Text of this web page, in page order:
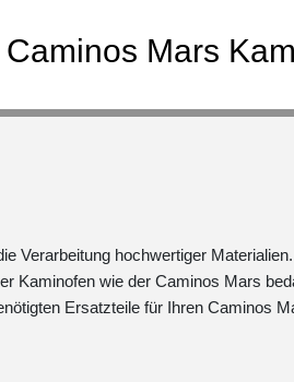
Mars
Verarbeitung hochwertiger
Kaminofen wie der Caminos Mars
Ersatzteile für Ihren Caminos